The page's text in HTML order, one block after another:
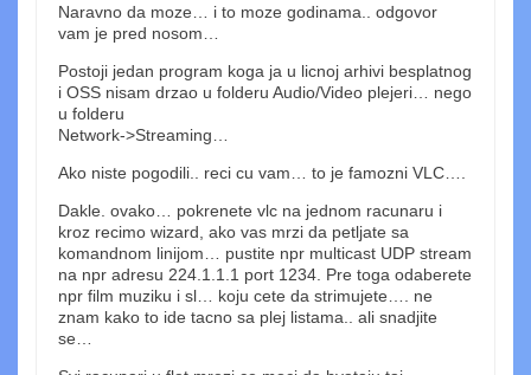
Naravno da moze… i to moze godinama.. odgovor
vam je pred nosom…
Postoji jedan program koga ja u licnoj arhivi besplatnog
i OSS nisam drzao u folderu Audio/Video plejeri… nego
u folderu
Network->Streaming…
Ako niste pogodili.. reci cu vam… to je famozni VLC….
Dakle. ovako… pokrenete vlc na jednom racunaru i
kroz recimo wizard, ako vas mrzi da petljate sa
komandnom linijom… pustite npr multicast UDP stream
na npr adresu 224.1.1.1 port 1234. Pre toga odaberete
npr film muziku i sl… koju cete da strimujete…. ne
znam kako to ide tacno sa plej listama.. ali snadjite
se…